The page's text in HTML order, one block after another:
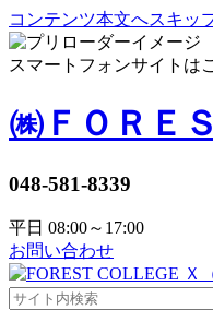
コンテンツ本文へスキッ
スマートフォンサイトは
㈱ＦＯＲＥ
048-581-8339
平日 08:00～17:00
お問い合わせ